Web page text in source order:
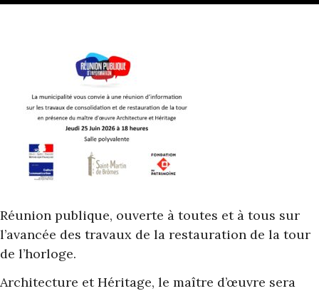
Réunion publique, ouverte à toutes et à tous sur
l’avancée des travaux de la restauration de la tour
de l’horloge.
Architecture et Héritage, le maître d’œuvre sera